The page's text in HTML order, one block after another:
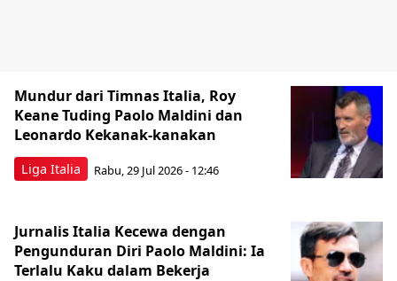
Liga Italia
Mundur dari Timnas Italia, Roy
Keane Tuding Paolo Maldini dan
Leonardo Kekanak-kanakan
Rabu, 29 Jul 2026 - 12:46
Jurnalis Italia Kecewa dengan
Pengunduran Diri Paolo Maldini: Ia
Terlalu Kaku dalam Bekerja